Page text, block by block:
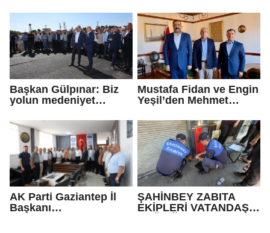
Maksutuşağı Grup Yolu
Yenilendi
Başkan Gülpınar: Biz
yolun medeniyet
Mustafa Fidan ve Engin
Yeşil’den Mehmet
AK Parti Gaziantep İl
Başkanı
ŞAHİNBEY ZABITA
EKİPLERİ VATANDAŞIN